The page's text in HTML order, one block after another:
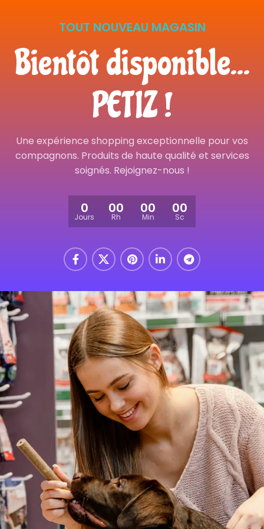
TOUT NOUVEAU MAGASIN
Bientôt disponible...
PETIZ !
Une expérience shopping exceptionnelle pour vos
compagnons. Produits de haute qualité et services
soignés. Rejoignez-nous !
0
Jours
00
Rh
00
Min
00
Sc